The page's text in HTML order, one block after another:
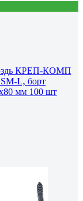
КРЕП-КОМП
L, борт
мм 100 шт